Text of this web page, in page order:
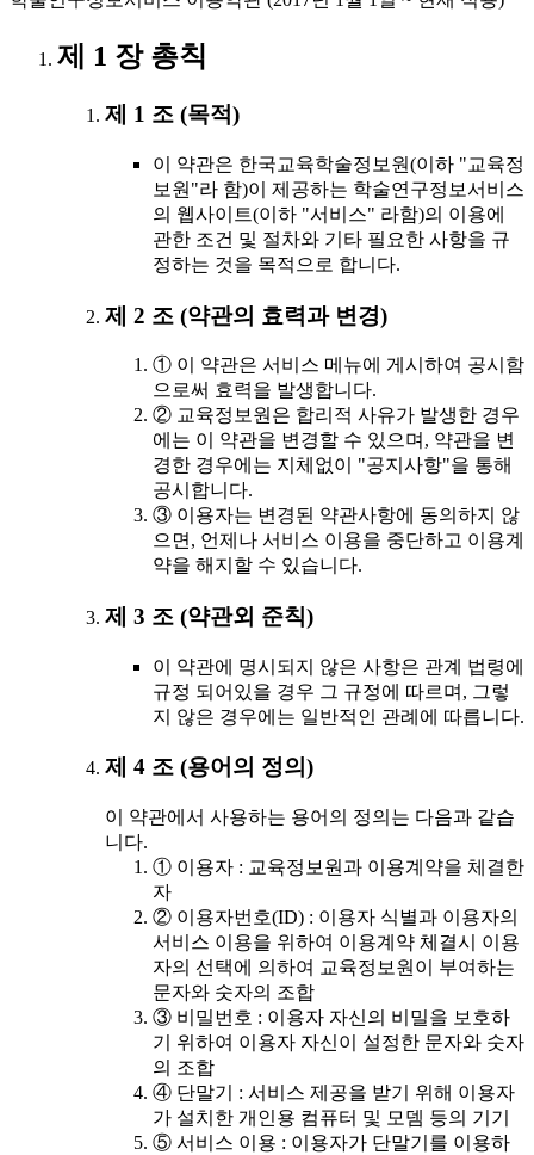
제 1 장 총칙
제 1 조 (목적)
이 약관은 한국교육학술정보원(이하 "교육정
보원"라 함)이 제공하는 학술연구정보서비스
의 웹사이트(이하 "서비스" 라함)의 이용에
관한 조건 및 절차와 기타 필요한 사항을 규
정하는 것을 목적으로 합니다.
제 2 조 (약관의 효력과 변경)
① 이 약관은 서비스 메뉴에 게시하여 공시함
으로써 효력을 발생합니다.
② 교육정보원은 합리적 사유가 발생한 경우
에는 이 약관을 변경할 수 있으며, 약관을 변
경한 경우에는 지체없이 "공지사항"을 통해
공시합니다.
③ 이용자는 변경된 약관사항에 동의하지 않
으면, 언제나 서비스 이용을 중단하고 이용계
약을 해지할 수 있습니다.
제 3 조 (약관외 준칙)
이 약관에 명시되지 않은 사항은 관계 법령에
규정 되어있을 경우 그 규정에 따르며, 그렇
지 않은 경우에는 일반적인 관례에 따릅니다.
제 4 조 (용어의 정의)
이 약관에서 사용하는 용어의 정의는 다음과 같습
니다.
① 이용자 : 교육정보원과 이용계약을 체결한
자
② 이용자번호(ID) : 이용자 식별과 이용자의
서비스 이용을 위하여 이용계약 체결시 이용
자의 선택에 의하여 교육정보원이 부여하는
문자와 숫자의 조합
③ 비밀번호 : 이용자 자신의 비밀을 보호하
기 위하여 이용자 자신이 설정한 문자와 숫자
의 조합
④ 단말기 : 서비스 제공을 받기 위해 이용자
가 설치한 개인용 컴퓨터 및 모뎀 등의 기기
⑤ 서비스 이용 : 이용자가 단말기를 이용하